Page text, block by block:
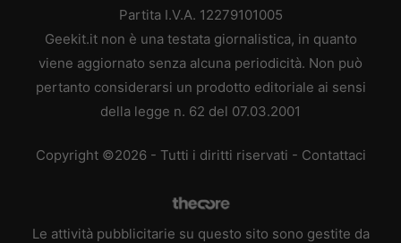
Partita I.V.A. 12279101005
Geekit.it non è una testata giornalistica, in quanto
viene aggiornato senza alcuna periodicità. Non può
pertanto considerarsi un prodotto editoriale ai sensi
della legge n. 62 del 07.03.2001
Copyright ©2026 - Tutti i diritti riservati - Contattaci
Le attività pubblicitarie su questo sito sono gestite da